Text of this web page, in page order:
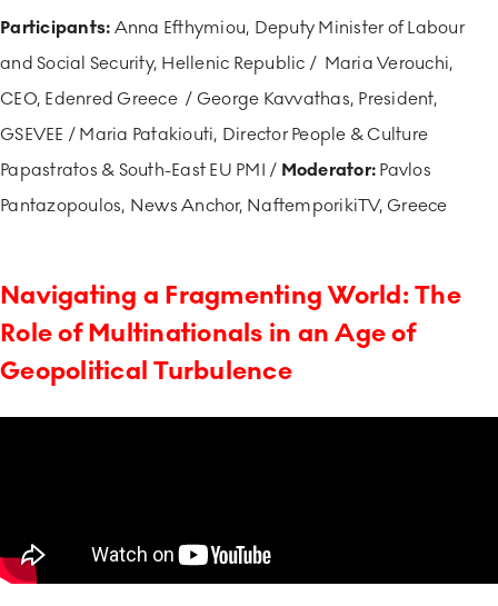
Participants: Anna Efthymiou, Deputy Minister of Labour
and Social Security, Hellenic Republic / Maria Verouchi,
CEO, Edenred Greece / George Kavvathas, President,
GSEVEE / Maria Patakiouti, Director People & Culture
Papastratos & South-East EU PMI / Moderator: Pavlos
Pantazopoulos, News Anchor, NaftemporikiTV, Greece
Navigating a Fragmenting World: The
Role of Multinationals in an Age of
Geopolitical Turbulence